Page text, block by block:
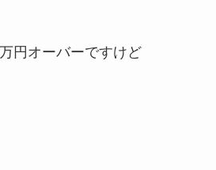
円オーバーですけど